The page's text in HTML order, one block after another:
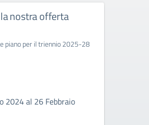
nostra offerta
piano per il triennio 2025-28
2024 al 26 Febbraio